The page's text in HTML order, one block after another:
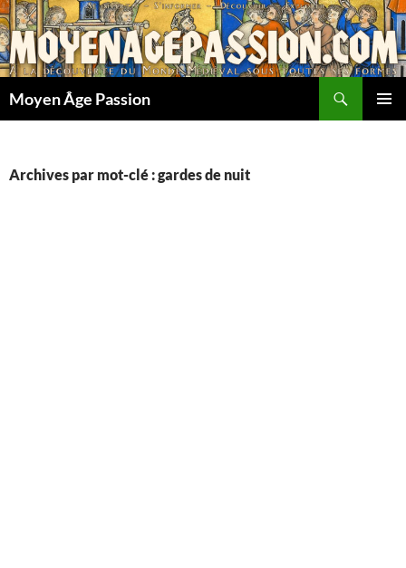
Aller
au
contenu
Moyen Âge Passion
Archives par mot-clé : gardes de nuit